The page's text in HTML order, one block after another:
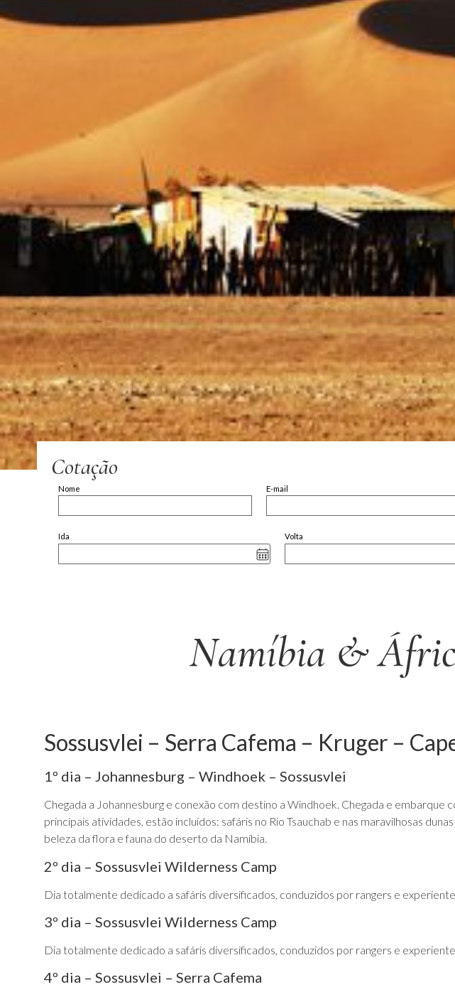
Cotação
Nome E-mail
Ida Volta
Namíbia &
Sossusvlei – Serra Cafema – Kruger –
1º dia – Johannesburg – Windhoek – Sossusvlei
Chegada a Johannesburg e conexão com destino a Windhoek. Chegada e
principais atividades, estão incluídos: safáris no Rio Tsauchab e nas maravilhosas
beleza da flora e fauna do deserto da Namíbia.
2º dia – Sossusvlei Wilderness Camp
Dia totalmente dedicado a safáris diversificados, conduzidos por rangers e
3º dia – Sossusvlei Wilderness Camp
Dia totalmente dedicado a safáris diversificados, conduzidos por rangers e
4º dia – Sossusvlei – Serra Cafema